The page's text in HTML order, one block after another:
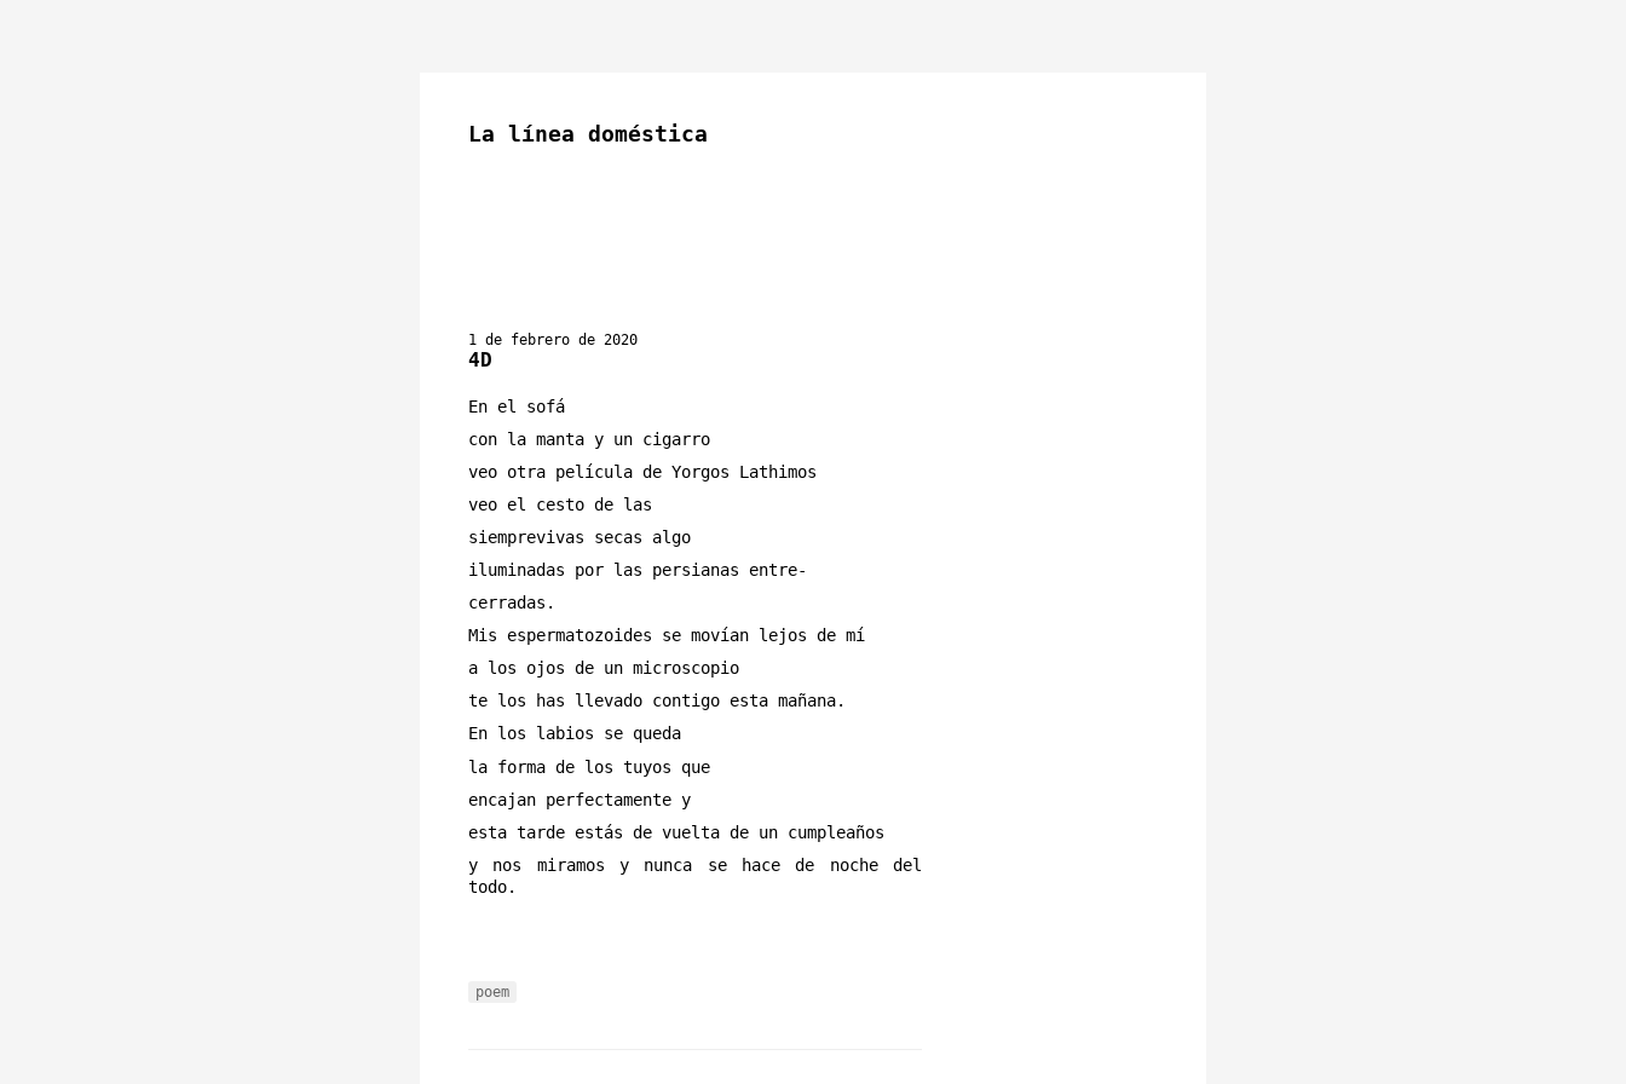
La línea doméstica
1 de febrero de 2020
4D
En el sofá
con la manta y un cigarro
veo otra película de Yorgos Lathimos
veo el cesto de las
siemprevivas secas algo
iluminadas por las persianas entre-
cerradas.
Mis espermatozoides se movían lejos de mí
a los ojos de un microscopio
te los has llevado contigo esta mañana.
En los labios se queda
la forma de los tuyos que
encajan perfectamente y
esta tarde estás de vuelta de un cumpleaños
y nos miramos y nunca se hace de noche del
todo.
poem